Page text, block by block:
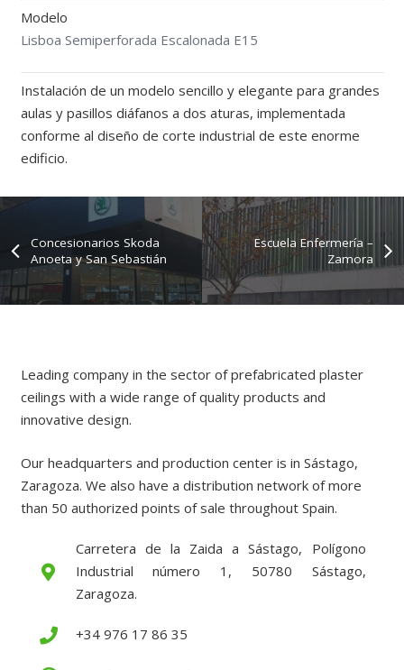
Modelo
Lisboa Semiperforada Escalonada E15
Instalación de un modelo sencillo y elegante para grandes
aulas y pasillos diáfanos a dos aturas, implementada
conforme al diseño de corte industrial de este enorme
edificio.
Concesionarios Skoda
Anoeta y San Sebastián
Escuela Enfermería –
Zamora
Leading company in the sector of prefabricated plaster
ceilings with a wide range of quality products and
innovative design.
Our headquarters and production center is in Sástago,
Zaragoza. We also have a distribution network of more
than 50 authorized points of sale throughout Spain.
Carretera de la Zaida a Sástago, Polígono
Industrial número 1, 50780 Sástago,
Zaragoza.
+34 976 17 86 35